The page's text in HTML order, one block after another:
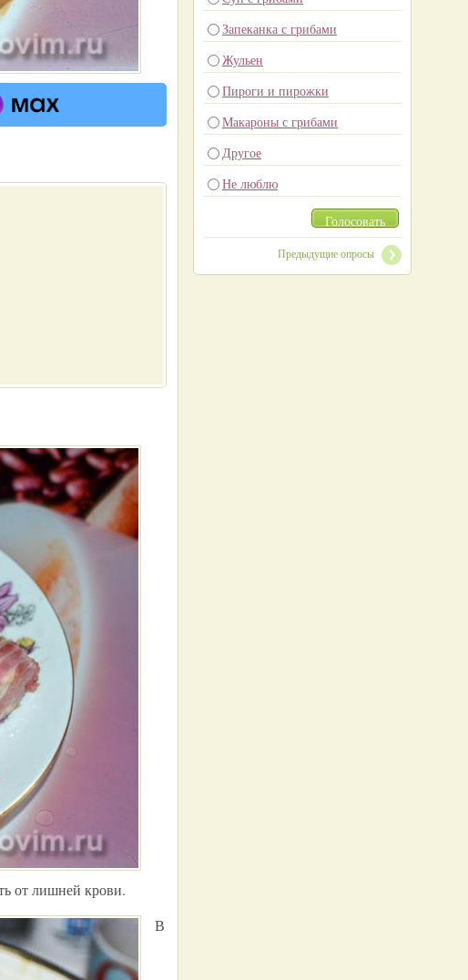
от лишней крови.
В
Запеканка с грибами
Жульен
Пироги и пирожки
Макароны с грибами
Другое
Не люблю
Голосовать
Предыдущие опросы